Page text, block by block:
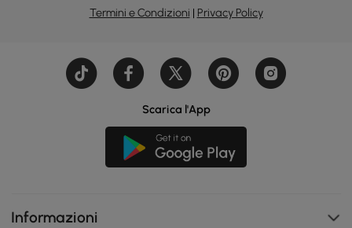
Termini e Condizioni | Privacy Policy
Scarica l'App
Informazioni